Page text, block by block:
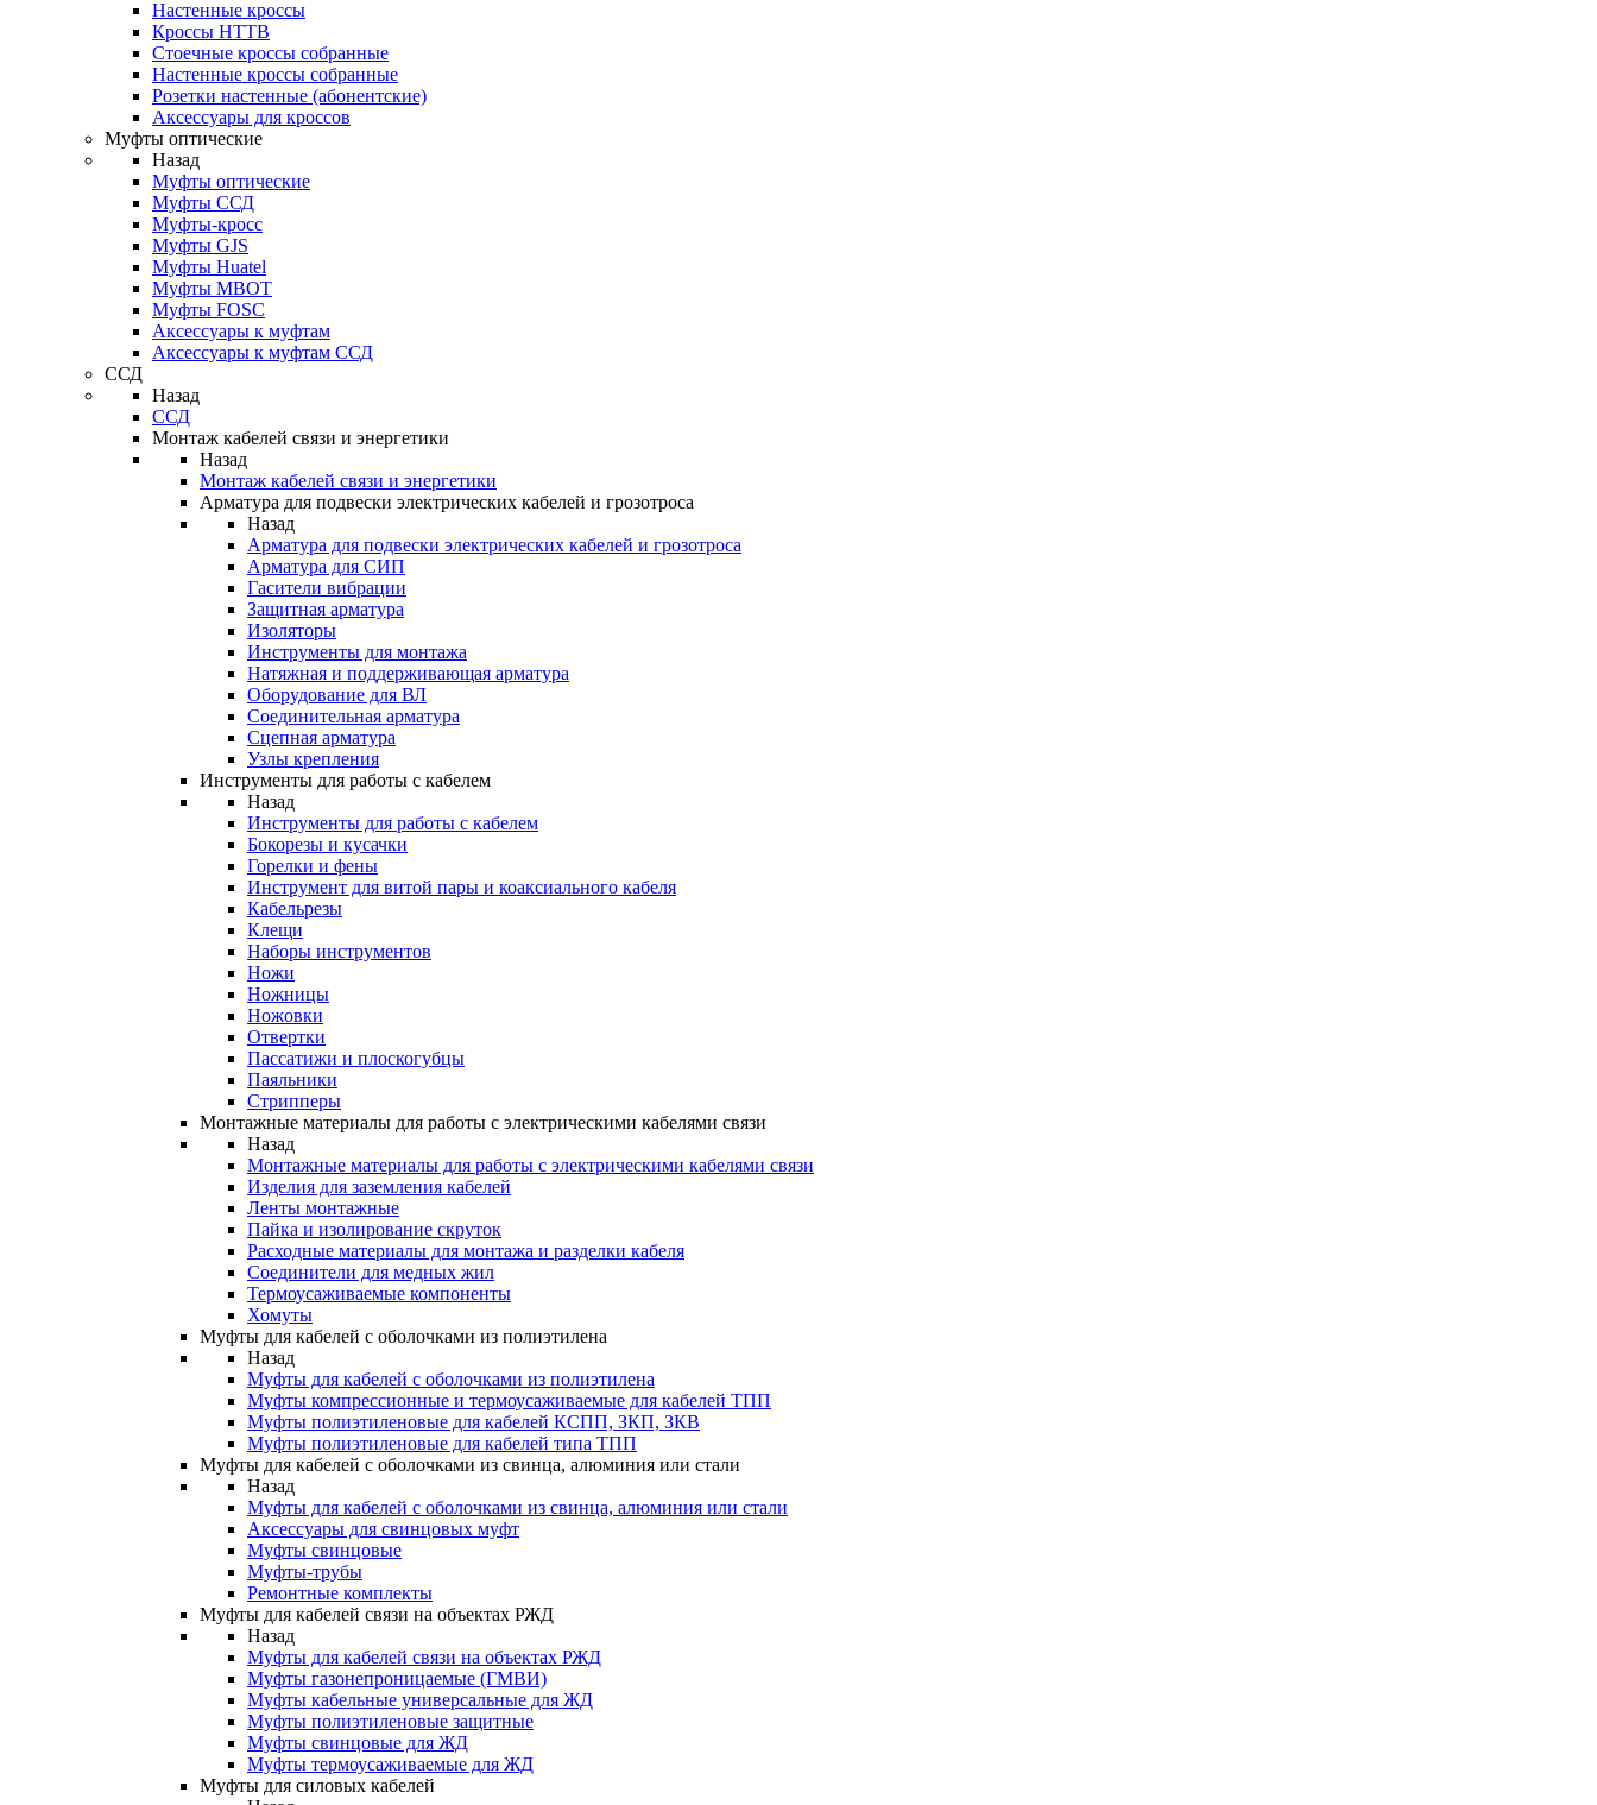
Настенные кроссы
Кроссы HTTB
Стоечные кроссы собранные
Настенные кроссы собранные
Розетки настенные (абонентские)
Аксессуары для кроссов
Муфты оптические
Назад
Муфты оптические
Муфты ССД
Муфты-кросс
Муфты GJS
Муфты Huatel
Муфты МВОТ
Муфты FOSC
Аксессуары к муфтам
Аксессуары к муфтам ССД
ССД
Назад
ССД
Монтаж кабелей связи и энергетики
Назад
Монтаж кабелей связи и энергетики
Арматура для подвески электрических кабелей и грозотроса
Назад
Арматура для подвески электрических кабелей и грозотроса
Арматура для СИП
Гасители вибрации
Защитная арматура
Изоляторы
Инструменты для монтажа
Натяжная и поддерживающая арматура
Оборудование для ВЛ
Соединительная арматура
Сцепная арматура
Узлы крепления
Инструменты для работы с кабелем
Назад
Инструменты для работы с кабелем
Бокорезы и кусачки
Горелки и фены
Инструмент для витой пары и коаксиального кабеля
Кабельрезы
Клещи
Наборы инструментов
Ножи
Ножницы
Ножовки
Отвертки
Пассатижи и плоскогубцы
Паяльники
Стрипперы
Монтажные материалы для работы с электрическими кабелями связи
Назад
Монтажные материалы для работы с электрическими кабелями связи
Изделия для заземления кабелей
Ленты монтажные
Пайка и изолирование скруток
Расходные материалы для монтажа и разделки кабеля
Соединители для медных жил
Термоусаживаемые компоненты
Хомуты
Муфты для кабелей с оболочками из полиэтилена
Назад
Муфты для кабелей с оболочками из полиэтилена
Муфты компрессионные и термоусаживаемые для кабелей ТПП
Муфты полиэтиленовые для кабелей КСПП, ЗКП, ЗКВ
Муфты полиэтиленовые для кабелей типа ТПП
Муфты для кабелей с оболочками из свинца, алюминия или стали
Назад
Муфты для кабелей с оболочками из свинца, алюминия или стали
Аксессуары для свинцовых муфт
Муфты свинцовые
Муфты-трубы
Ремонтные комплекты
Муфты для кабелей связи на объектах РЖД
Назад
Муфты для кабелей связи на объектах РЖД
Муфты газонепроницаемые (ГМВИ)
Муфты кабельные универсальные для ЖД
Муфты полиэтиленовые защитные
Муфты свинцовые для ЖД
Муфты термоусаживаемые для ЖД
Муфты для силовых кабелей